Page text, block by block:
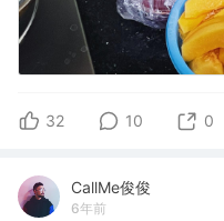
32 10 0
CallMe俊俊
6年前